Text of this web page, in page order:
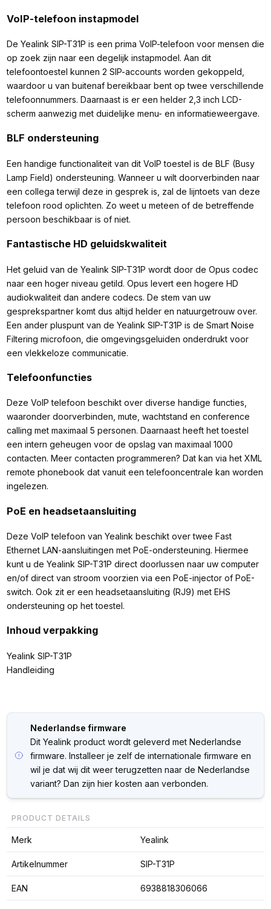
VoIP-telefoon instapmodel
De Yealink SIP-T31P is een prima VoIP-telefoon voor mensen die
op zoek zijn naar een degelijk instapmodel. Aan dit
telefoontoestel kunnen 2 SIP-accounts worden gekoppeld,
waardoor u van buitenaf bereikbaar bent op twee verschillende
telefoonnummers. Daarnaast is er een helder 2,3 inch LCD-
scherm aanwezig met duidelijke menu- en informatieweergave.
BLF ondersteuning
Een handige functionaliteit van dit VoIP toestel is de BLF (Busy
Lamp Field) ondersteuning. Wanneer u wilt doorverbinden naar
een collega terwijl deze in gesprek is, zal de lijntoets van deze
telefoon rood oplichten. Zo weet u meteen of de betreffende
persoon beschikbaar is of niet.
Fantastische HD geluidskwaliteit
Het geluid van de Yealink SIP-T31P wordt door de Opus codec
naar een hoger niveau getild. Opus levert een hogere HD
audiokwaliteit dan andere codecs. De stem van uw
gesprekspartner komt dus altijd helder en natuurgetrouw over.
Een ander pluspunt van de Yealink SIP-T31P is de Smart Noise
Filtering microfoon, die omgevingsgeluiden onderdrukt voor
een vlekkeloze communicatie.
Telefoonfuncties
Deze VoIP telefoon beschikt over diverse handige functies,
waaronder doorverbinden, mute, wachtstand en conference
calling met maximaal 5 personen. Daarnaast heeft het toestel
een intern geheugen voor de opslag van maximaal 1000
contacten. Meer contacten programmeren? Dat kan via het XML
remote phonebook dat vanuit een telefooncentrale kan worden
ingelezen.
PoE en headsetaansluiting
Deze VoIP telefoon van Yealink beschikt over twee Fast
Ethernet LAN-aansluitingen met PoE-ondersteuning. Hiermee
kunt u de Yealink SIP-T31P direct doorlussen naar uw computer
en/of direct van stroom voorzien via een PoE-injector of PoE-
switch. Ook zit er een headsetaansluiting (RJ9) met EHS
ondersteuning op het toestel.
Inhoud verpakking
Yealink SIP-T31P
Handleiding
Nederlandse firmware
Dit Yealink product wordt geleverd met Nederlandse
firmware. Installeer je zelf de internationale firmware en
wil je dat wij dit weer terugzetten naar de Nederlandse
variant? Dan zijn hier kosten aan verbonden.
PRODUCT DETAILS
Merk Yealink
Artikelnummer SIP-T31P
EAN 6938818306066